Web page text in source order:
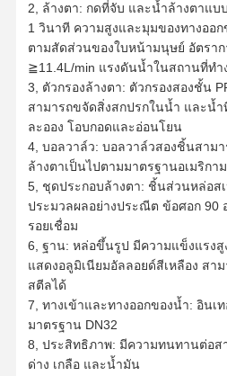
2, ล้างตา: กดที่จับ และน้ำล้างตาแบ
1 วินาที ความสูงและมุมของทางออ
ตามสัดส่วนของใบหน้ามนุษย์ อัตรา
≧11.4L/min แรงดันน้ำในสถานที่ทำ
3, ตัวกรองล้างตา: ตัวกรองสองชั้น
สามารถขจัดสิ่งสกปรกในน้ำ และน้
ละออง โอบกอดและอ่อนโยน
4, บอลวาล์ว: บอลวาล์วสองชิ้นสาม
ล้างตาเป็นไปตามมาตรฐานอเมริกา
5, ชุดประกอบล้างตา: ชิ้นส่วนหล่อส
ประมวลผลอย่างประณีต ข้อศอก 90
รอยเชื่อม
6, ฐาน: หล่อขึ้นรูป มีความแข็งแรง
แสดงอลูมิเนียมอัลลอยด์สีเหลือง สา
สตีลได้
7, ทางเข้าและทางออกของน้ำ: อินเ
มาตรฐาน DN32
8, ประสิทธิภาพ: มีความทนทานต่อส
ด่าง เกลือ และน้ำมัน